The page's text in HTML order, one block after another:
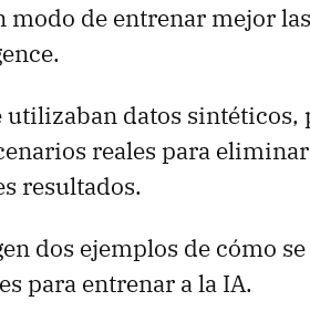
modo de entrenar mejor
utilizaban datos sintéticos,
reales para
resultados.
dos ejemplos de cómo
para entrenar a la IA.